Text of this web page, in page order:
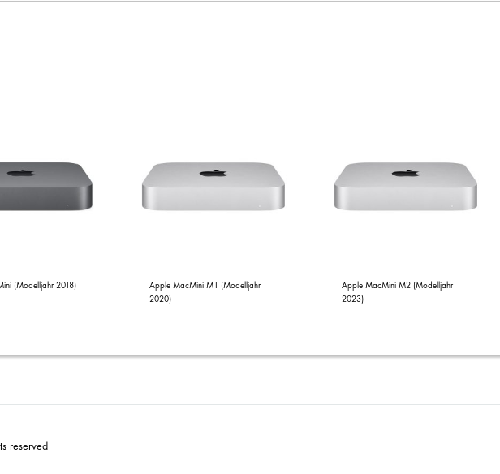
(Modelljahr 2018)
Apple MacMini M1 (Modelljahr
2020)
Apple MacMini M2 (Modelljahr
2023)
reserved